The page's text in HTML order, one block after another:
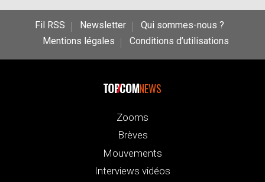
Fil RSS Newsletter
Qui sommes-nous ?
Mentions légales
Conditions d’utilisations
NEWS
Zooms
Brèves
Mouvements
Interviews vidéos